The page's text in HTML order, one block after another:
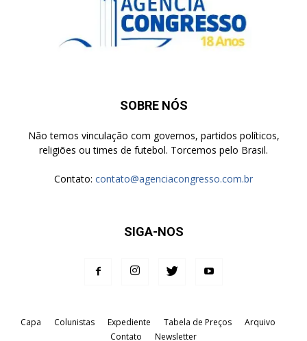
SOBRE NÓS
Não temos vinculação com governos, partidos políticos,
religiões ou times de futebol. Torcemos pelo Brasil.
Contato: contato@agenciacongresso.com.br
SIGA-NOS
Capa Colunistas Expediente Tabela de Preços
Arquivo
Contato
Newsletter